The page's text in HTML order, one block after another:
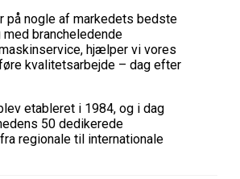
på nogle af markedets bedste
brancheledende
hjælper vi vores
kvalitetsarbejde – dag efter
etableret i 1984, og i dag
50 dedikerede
regionale til internationale